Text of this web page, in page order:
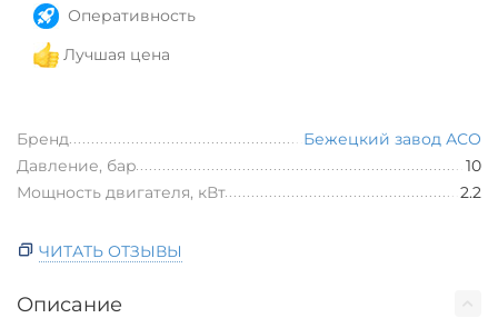
Оперативность
Лучшая цена
Бренд
Бежецкий завод АСО
Давление, бар
10
Мощность двигателя, кВт
2.2
ЧИТАТЬ ОТЗЫВЫ
Описание